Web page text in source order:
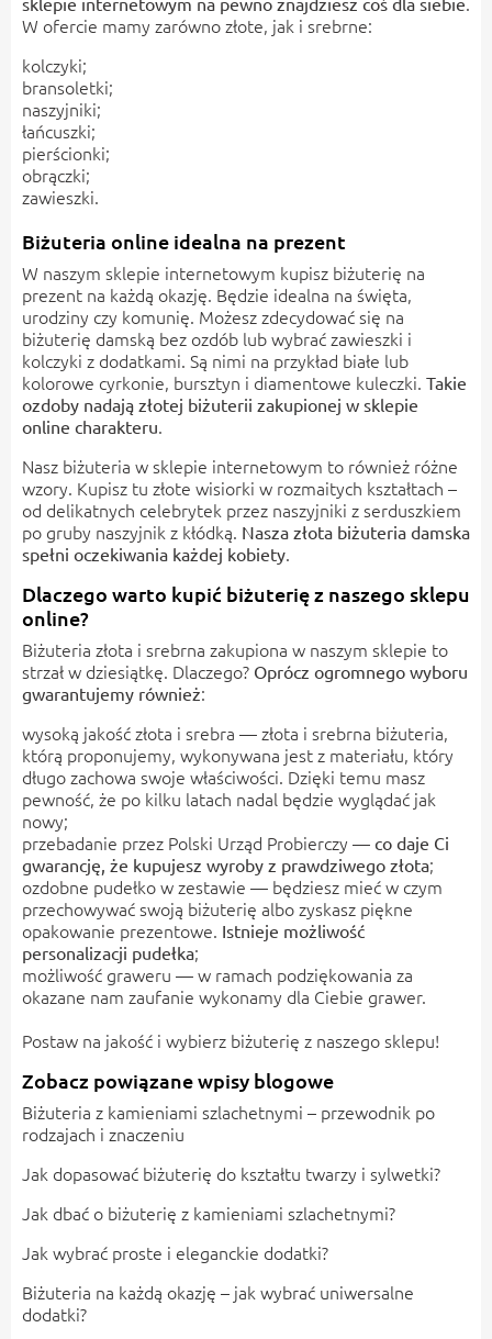
W ofercie mamy zarówno złote, jak i srebrne:
kolczyki;
bransoletki;
naszyjniki;
łańcuszki;
pierścionki;
obrączki;
zawieszki.
Biżuteria online idealna na prezent
W naszym sklepie internetowym kupisz biżuterię na
prezent na każdą okazję. Będzie idealna na święta,
urodziny czy komunię. Możesz zdecydować się na
biżuterię damską bez ozdób lub wybrać zawieszki i
kolczyki z dodatkami. Są nimi na przykład białe lub
kolorowe cyrkonie, bursztyn i diamentowe kuleczki. Takie
ozdoby nadają złotej biżuterii zakupionej w sklepie
online charakteru.
Nasz biżuteria w sklepie internetowym to również różne
wzory. Kupisz tu złote wisiorki w rozmaitych kształtach –
od delikatnych celebrytek przez naszyjniki z serduszkiem
po gruby naszyjnik z kłódką. Nasza złota biżuteria damska
spełni oczekiwania każdej kobiety.
Dlaczego warto kupić biżuterię z naszego sklepu
online?
Biżuteria złota i srebrna zakupiona w naszym sklepie to
strzał w dziesiątkę. Dlaczego? Oprócz ogromnego wyboru
gwarantujemy również:
wysoką jakość złota i srebra — złota i srebrna biżuteria,
którą proponujemy, wykonywana jest z materiału, który
długo zachowa swoje właściwości. Dzięki temu masz
pewność, że po kilku latach nadal będzie wyglądać jak
nowy;
przebadanie przez Polski Urząd Probierczy — co daje Ci
gwarancję, że kupujesz wyroby z prawdziwego złota;
ozdobne pudełko w zestawie — będziesz mieć w czym
przechowywać swoją biżuterię albo zyskasz piękne
opakowanie prezentowe. Istnieje możliwość
personalizacji pudełka;
możliwość graweru — w ramach podziękowania za
okazane nam zaufanie wykonamy dla Ciebie grawer.
Postaw na jakość i wybierz biżuterię z naszego sklepu!
Zobacz powiązane wpisy blogowe
Biżuteria z kamieniami szlachetnymi – przewodnik po
rodzajach i znaczeniu
Jak dopasować biżuterię do kształtu twarzy i sylwetki?
Jak dbać o biżuterię z kamieniami szlachetnymi?
Jak wybrać proste i eleganckie dodatki?
Biżuteria na każdą okazję – jak wybrać uniwersalne
dodatki?